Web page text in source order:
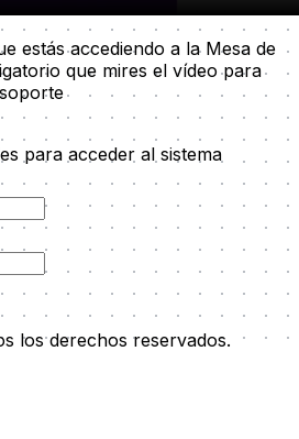
estás accediendo a la Mesa de
que mires el vídeo para
para acceder al sistema
los derechos reservados.